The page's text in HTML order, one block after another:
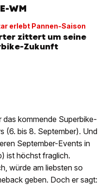
WM
erlebt Pannen-Saison
zittert um seine
Zukunft
kommende Superbike-
(6. bis 8. September). Und
September-Events in
ist höchst fraglich.
würde am liebsten so
geben. Doch er sagt: